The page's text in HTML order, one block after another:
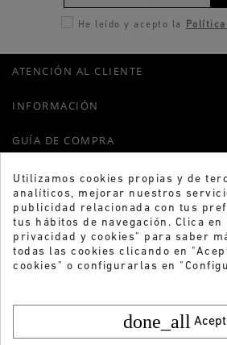
He leído y acepto la
ATENCIÓN AL CLIENTE
INFORMACIÓN
GUÍA DE COMPRA
TIENDAS
FORMAS DE PAGO
DESCARGAR APP
Utilizamos cookies propias y de
analíticos, mejorar nuestros
publicidad relacionada con tus
tus hábitos de navegación. Clica en
privacidad y cookies" para saber
todas las cookies clicando en
cookies" o configurarlas en
done_all